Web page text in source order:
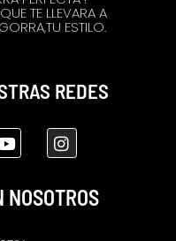
TE LLEVARA A
ESTILO.
REDES
NOSOTROS